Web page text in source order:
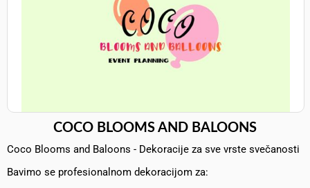
COCO BLOOMS AND BALOONS
Coco Blooms and Baloons - Dekoracije za sve vrste svečanosti
Bavimo se profesionalnom dekoracijom za: